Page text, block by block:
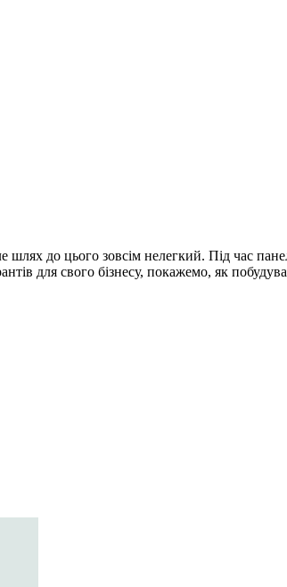
шлях до цього зовсім нелегкий. Під час
для свого бізнесу, покажемо, як